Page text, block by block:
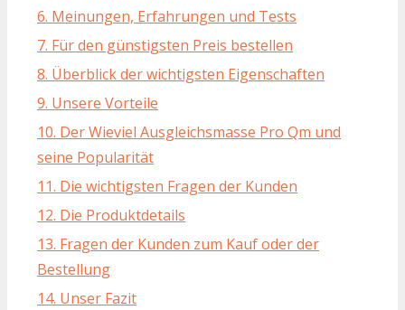
6. Meinungen, Erfahrungen und Tests
7. Für den günstigsten Preis bestellen
8. Überblick der wichtigsten Eigenschaften
9. Unsere Vorteile
10. Der Wieviel Ausgleichsmasse Pro Qm und
seine Popularität
11. Die wichtigsten Fragen der Kunden
12. Die Produktdetails
13. Fragen der Kunden zum Kauf oder der
Bestellung
14. Unser Fazit